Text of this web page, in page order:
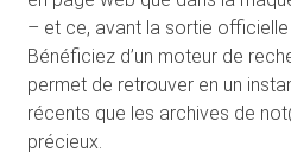
– et ce, avant la sortie officielle
Bénéficiez d’un moteur de
permet de retrouver en un
récents que les archives de
précieux.